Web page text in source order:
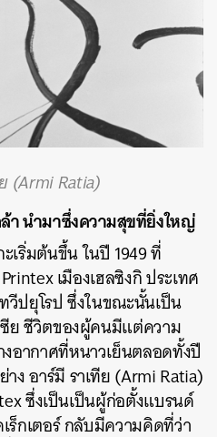
(Armi Ratia)
านำมาซึ่งความสุขที่ยิ่งใหญ่
ะเริ่มต้นขึ้น ในปี 1949 ที่
เมืองเฮลซิงกิ ประเทศ
วีปยุโรป ซึ่งในขณะนั้นเป็น
ซีย ชีวิตของผู้คนมีแต่ความ
อากาศที่หนาวเย็นตลอดทั้งปี
อาร์มี ราเทีย (Armi Ratia)
ซึ่งเป็นเป็นผู้ก่อตั้งแบรนด์
ร็กเตอร์ กลับมีความคิดที่ว่า